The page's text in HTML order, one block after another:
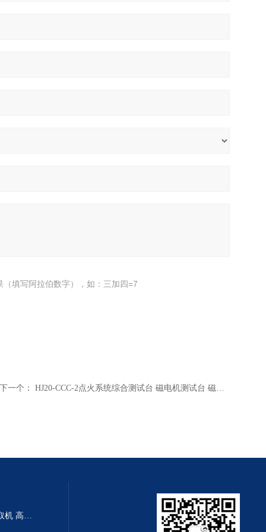
（填写阿拉伯数字），如：三加四=7
下一个： HJ20-CCC-2点火系统综合测试台 磁电机测试台 磁电机点火测试台
HG21-CTL50-NA小流量离心萃取机 高效率离心萃取仪 小流量离心机